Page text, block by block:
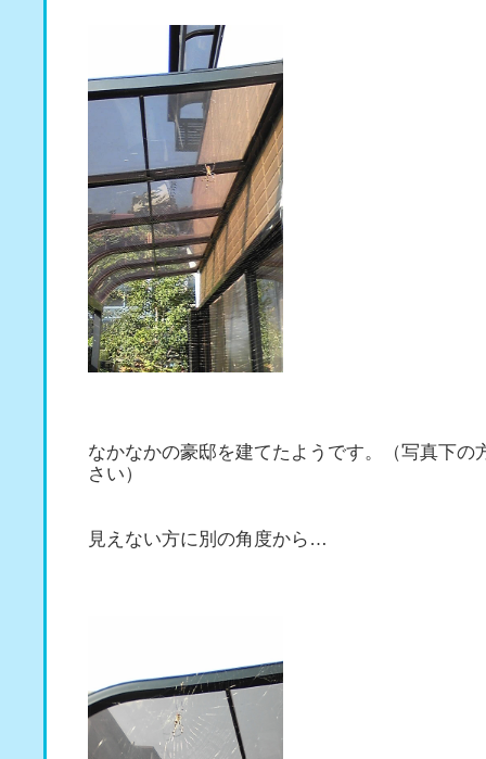
なかなかの豪邸を建てたようです。（写真下の
さい）
見えない方に別の角度から…